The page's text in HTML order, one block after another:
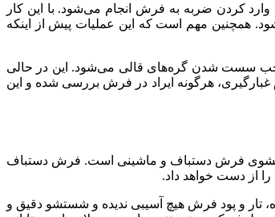
کردن ضربه به فرش انجام می‌شود. با این کار
همچنین مهم است که این عملیات پیش از اینکه
موجب سست شدن گره‌های قالی می‌شود. این در حالی
هرگونه ایراد در فرش بررسی شده و این
فرش دستباف و ماشینی است. فرش دستباف
از دست خواهد داد.
و پود فرش هیچ آسیبی ندیده و شستشو دقیق و